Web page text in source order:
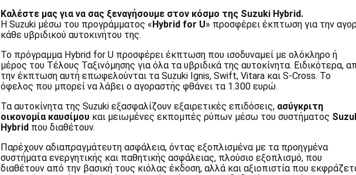
Καλέστε μας για να σας ξεναγήσουμε στον κόσμο της Suzuki Hybrid.
Η Suzuki μέσω του προγράμματος «Hybrid for U» προσφέρει έκπτωση για την
κάθε υβριδικού αυτοκινήτου της.
Το πρόγραμμα Hybrid for U προσφέρει έκπτωση που ισοδυναμεί με ολόκληρο ή
μέρος του Τέλους Ταξινόμησης για όλα τα υβριδικά της αυτοκίνητα. Ειδικότερα,
την έκπτωση αυτή επωφελούνται τα Suzuki Ignis, Swift, Vitara και S-Cross. Το
όφελος που μπορεί να λάβει ο αγοραστής φθάνει τα 1.300 ευρώ.
Τα αυτοκίνητα της Suzuki εξασφαλίζουν εξαιρετικές επιδόσεις, ασύγκριτη
οικονομία καυσίμου και μειωμένες εκπομπές ρύπων μέσω του συστήματος
Hybrid που διαθέτουν.
Παρέχουν αδιαπραγμάτευτη ασφάλεια, όντας εξοπλισμένα με τα προηγμένα
συστήματα ενεργητικής και παθητικής ασφάλειας, πλούσιο εξοπλισμό, που
διαθέτουν από την βασική τους κιόλας έκδοση, αλλά και αξιοπιστία που